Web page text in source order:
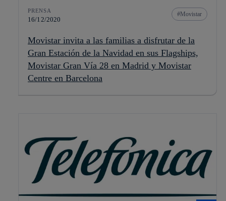
PRENSA
16/12/2020
Movistar
Movistar invita a las familias a disfrutar de la
Gran Estación de la Navidad en sus Flagships,
Movistar Gran Vía 28 en Madrid y Movistar
Centre en Barcelona